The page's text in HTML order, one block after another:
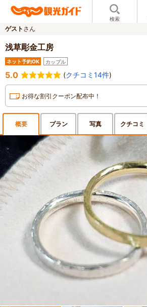
検索
ゲスト さん
浅草彫金工房
ネット予約OK カップル
5.0 (クチコミ14件)
お得な割引クーポン配布中！
概要 プラン 写真 クチコミ